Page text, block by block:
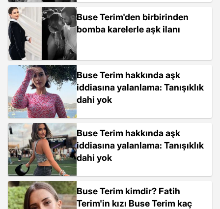
Buse Terim'den birbirinden
bomba karelerle aşk ilanı
Buse Terim hakkında aşk
iddiasına yalanlama: Tanışıklık
dahi yok
Buse Terim hakkında aşk
iddiasına yalanlama: Tanışıklık
dahi yok
Buse Terim kimdir? Fatih
Terim'in kızı Buse Terim kaç